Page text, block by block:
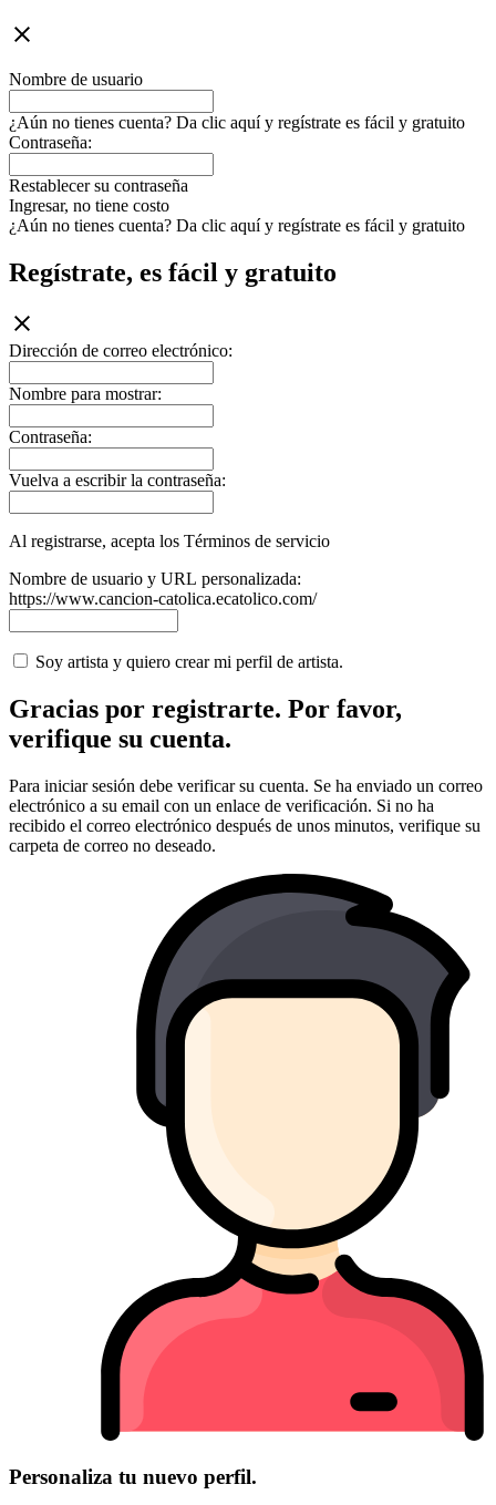
Nombre de usuario
¿Aún no tienes cuenta? Da clic aquí y regístrate es fácil y gratuito
Contraseña:
Restablecer su contraseña
Ingresar, no tiene costo
¿Aún no tienes cuenta? Da clic aquí y regístrate es fácil y gratuito
Regístrate, es fácil y gratuito
Dirección de correo electrónico:
Nombre para mostrar:
Contraseña:
Vuelva a escribir la contraseña:
Al registrarse, acepta los Términos de servicio
Nombre de usuario y URL personalizada:
https://www.cancion-catolica.ecatolico.com/
Soy artista y quiero crear mi perfil de artista.
Gracias por registrarte. Por favor,
verifique su cuenta.
Para iniciar sesión debe verificar su cuenta. Se ha enviado un correo
electrónico a su email con un enlace de verificación. Si no ha
recibido el correo electrónico después de unos minutos, verifique su
carpeta de correo no deseado.
Personaliza tu nuevo perfil.